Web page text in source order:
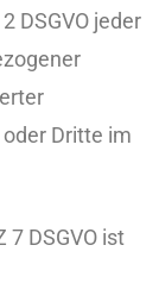
DSGVO jeder
Dritte im
7 DSGVO ist